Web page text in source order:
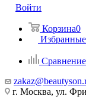
Войти
Корзина0
г. Москва, ул.